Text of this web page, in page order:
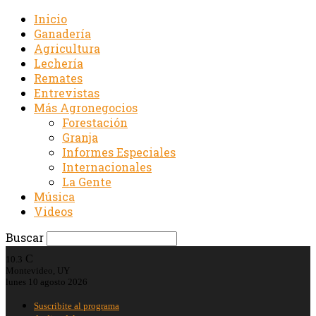
Inicio
Ganadería
Agricultura
Lechería
Remates
Entrevistas
Más Agronegocios
Forestación
Granja
Informes Especiales
Internacionales
La Gente
Música
Videos
Buscar
10.3 C
Montevideo, UY
lunes 10 agosto 2026
Suscribite al programa